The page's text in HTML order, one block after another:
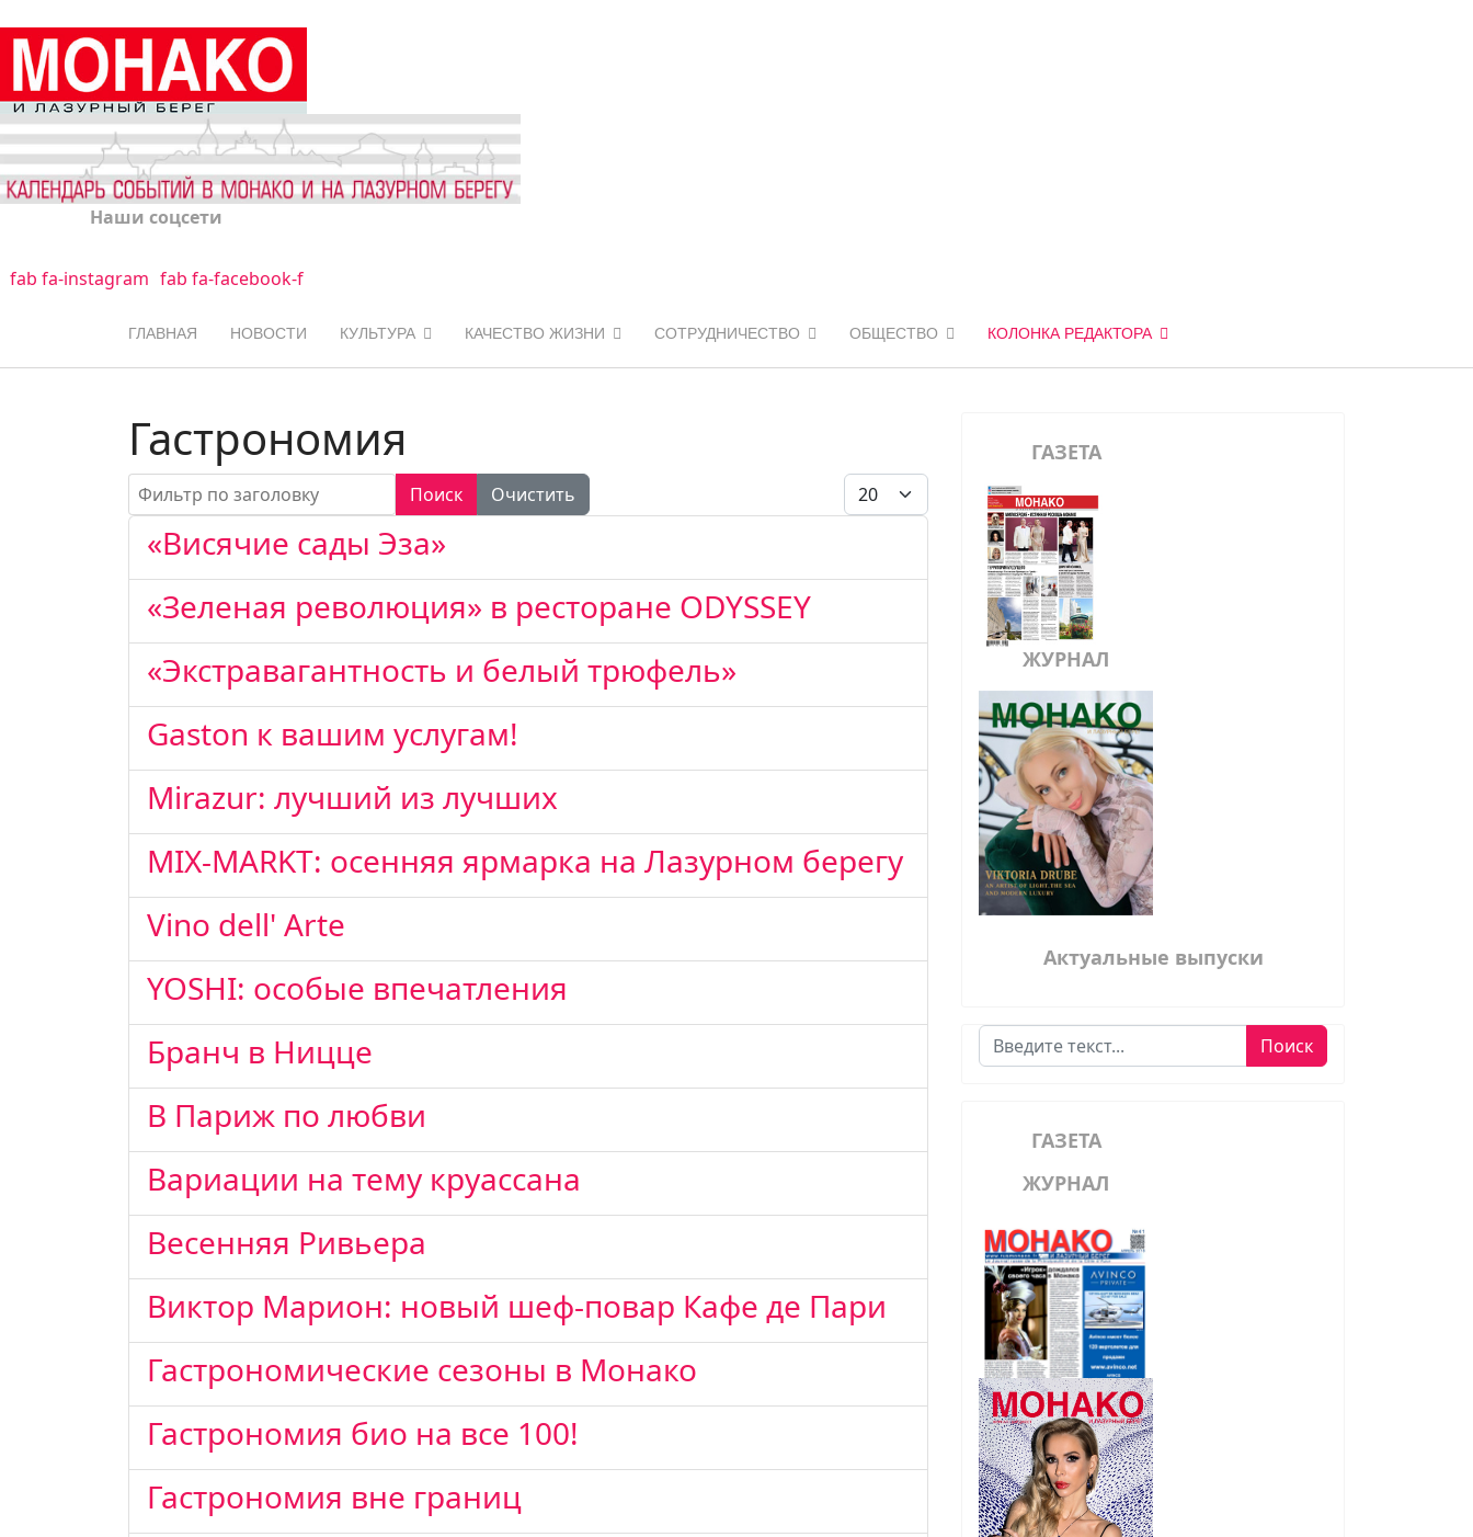
Наши соцсети
fab fa-instagram fab fa-facebook-f
ГЛАВНАЯ НОВОСТИ КУЛЬТУРА КАЧЕСТВО ЖИЗНИ СОТРУДНИЧЕСТВО ОБЩЕСТВО КОЛОНКА РЕДАКТОРА
Гастрономия
Фильтр по заголовку Поиск Очистить Кол-во строк:
«Висячие сады Эза»
«Зеленая революция» в ресторане ODYSSEY
«Экстравагантность и белый трюфель»
Gaston к вашим услугам!
Mirazur: лучший из лучших
MIX-MARKT: осенняя ярмарка на Лазурном берегу
Vino dell' Arte
YOSHI: особые впечатления
Бранч в Ницце
В Париж по любви
Вариации на тему круассана
Весенняя Ривьера
Виктор Марион: новый шеф-повар Кафе де Пари
Гастрономические сезоны в Монако
Гастрономия био на все 100!
Гастрономия вне границ
ГАЗЕТА
ЖУРНАЛ
Актуальные выпуски
Поиск Поиск
ГАЗЕТА
ЖУРНАЛ